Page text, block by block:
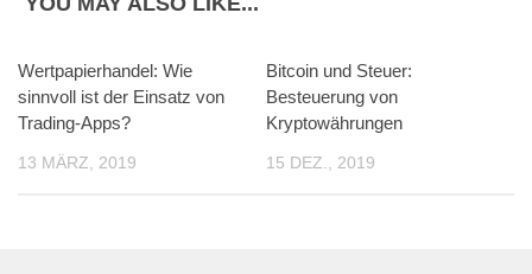
Wertpapierhandel: Wie
sinnvoll ist der Einsatz von
Trading-Apps?
13 MÄRZ, 2019
Bitcoin und Steuer:
Besteuerung von
Kryptowährungen
15 DEZ., 2019